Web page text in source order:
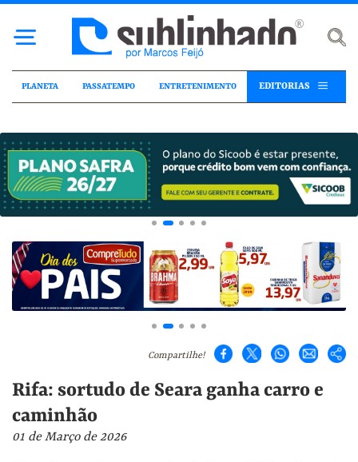
PLANETA PASSATEMPO ENTRETENIMENTO EDITORIAS
Compartilhe!
Rifa: sortudo de Seara ganha carro e
caminhão
01 de Março de 2026